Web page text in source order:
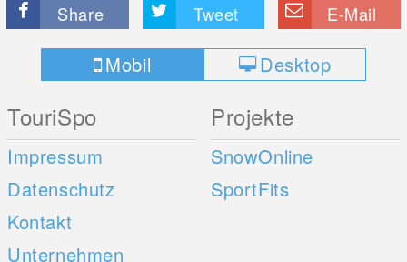
Share Tweet E-Mail
Mobil Desktop
TouriSpo
Impressum
Datenschutz
Kontakt
Unternehmen
Projekte
SnowOnline
SportFits